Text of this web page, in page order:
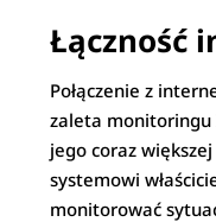
Łączność
Połączenie z
zaleta monitoringu
jego coraz
systemowi
monitorować